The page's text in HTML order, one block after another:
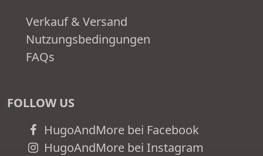
Verkauf & Versand
Nutzungsbedingungen
FAQs
FOLLOW US
HugoAndMore bei Facebook
HugoAndMore bei Instagram